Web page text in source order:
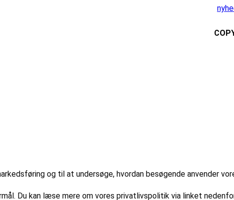
og til at undersøge, hvordan besøgende anvender
Du kan læse mere om vores privatlivspolitik via linket